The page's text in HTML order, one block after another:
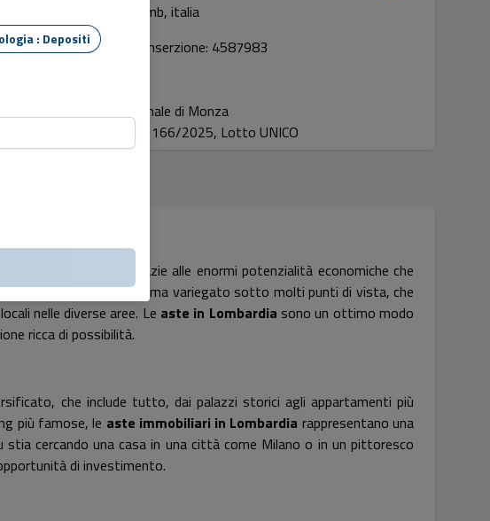
13, 20833 giussano mb, italia
Codice inserzione: 4587983
Tribunale di Monza
Proc. 166/2025, Lotto UNICO
immobiliare, grazie alle enormi potenzialità economiche che
le altre città. Un panorama variegato sotto molti punti di vista, che
nelle diverse aree. Le aste in Lombardia sono un ottimo modo
ricca di possibilità.
che include tutto, dai palazzi storici agli appartamenti più
più famose, le aste immobiliari in Lombardia rappresentano una
cercando una casa in una città come Milano o in un pittoresco
di investimento.
Tipologia : Depositi